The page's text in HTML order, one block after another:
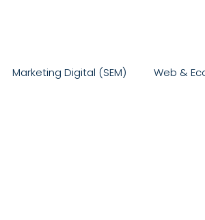
Marketing Digital (SEM) Web &